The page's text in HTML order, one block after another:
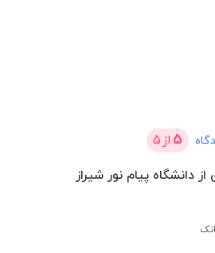
5 از 5
دانشگاه پیام نور شیراز